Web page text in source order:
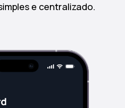
e centralizado.